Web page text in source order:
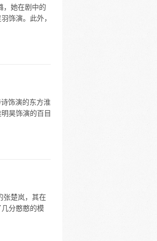
，她在剧中的
饰演。此外，
饰演的东方淮
昊饰演的百目
张楚岚，其在
分憨憨的模